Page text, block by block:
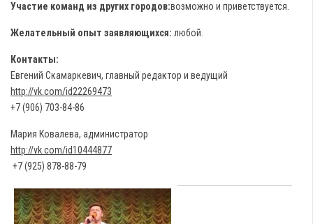
Участие команд из других городов:возможно и приветствуется.
Желательный опыт заявляющихся: любой.
Контакты:
Евгений Скамаркевич, главный редактор и ведущий
http://vk.com/id22269473
+7 (906) 703-84-86
Мария Ковалева, администратор
http://vk.com/id10444877
+7 (925) 878-88-79